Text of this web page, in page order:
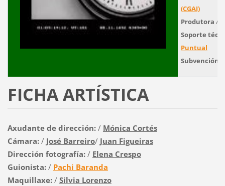
(CGAI)
Produtora /
Soporte
Puntual
Subvención
FICHA ARTÍSTICA
Axudante de dirección: / Mónica Cortés
Cámara: / José Barreiro/ Juan Figueiras
Dirección fotografía: / Elena Crespo
Guionista: / Pachi Baranda
Maquillaxe: / Silvia Lorenzo